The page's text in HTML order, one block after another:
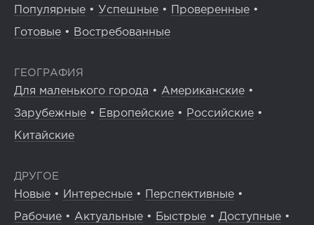
Популярные • Успешные • Проверенные •
Готовые • Востребованные
ГЕОГРАФИЯ
Для маленького города • Американские •
Зарубежные • Европейские • Российские •
Китайские
ДРУГОЕ
Новые • Интересные • Перспективные •
Рабочие • Актуальные • Быстрые • Доступные •